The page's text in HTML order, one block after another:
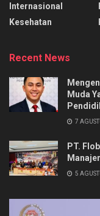
Internasional
Kesehatan
Recent News
Muda
7
PT.
5